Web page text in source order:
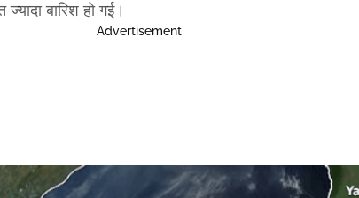
बारिश हो गई।
Advertisement